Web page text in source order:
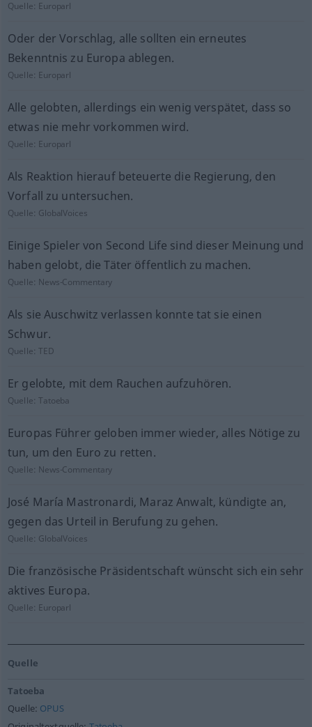
Quelle: Europarl
Oder der Vorschlag, alle sollten ein erneutes
Bekenntnis zu Europa ablegen.
Quelle: Europarl
Alle gelobten, allerdings ein wenig verspätet, dass so
etwas nie mehr vorkommen wird.
Quelle: Europarl
Als Reaktion hierauf beteuerte die Regierung, den
Vorfall zu untersuchen.
Quelle: GlobalVoices
Einige Spieler von Second Life sind dieser Meinung und
haben gelobt, die Täter öffentlich zu machen.
Quelle: News-Commentary
Als sie Auschwitz verlassen konnte tat sie einen
Schwur.
Quelle:TED
Er gelobte, mit dem Rauchen aufzuhören.
Quelle:Tatoeba
Europas Führer geloben immer wieder, alles Nötige zu
tun, um den Euro zu retten.
Quelle: News-Commentary
José María Mastronardi, Maraz Anwalt, kündigte an,
gegen das Urteil in Berufung zu gehen.
Quelle: GlobalVoices
Die französische Präsidentschaft wünscht sich ein sehr
aktives Europa.
Quelle: Europarl
Quelle
Tatoeba
Quelle: OPUS